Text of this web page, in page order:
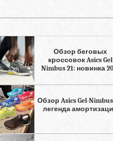
Обзор беговых
кроссовок Asics Gel
Nimbus 21: новинка
Обзор Asics Gel-
легенда